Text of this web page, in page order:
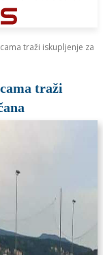
traži iskupljenje za
traži